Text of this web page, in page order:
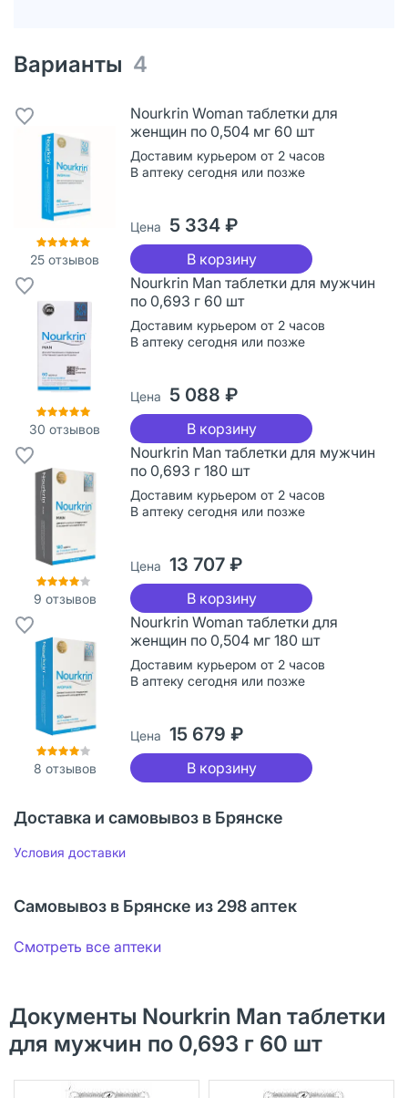
Варианты 4
25 отзывов
Nourkrin Woman таблетки для
женщин по 0,504 мг 60 шт
Доставим курьером от 2 часов
В аптеку сегодня или позже
Цена 5 334 ₽
В корзину
30 отзывов
Nourkrin Man таблетки для мужчин
по 0,693 г 60 шт
Доставим курьером от 2 часов
В аптеку сегодня или позже
Цена 5 088 ₽
В корзину
9 отзывов
Nourkrin Man таблетки для мужчин
по 0,693 г 180 шт
Доставим курьером от 2 часов
В аптеку сегодня или позже
Цена 13 707 ₽
В корзину
8 отзывов
Nourkrin Woman таблетки для
женщин по 0,504 мг 180 шт
Доставим курьером от 2 часов
В аптеку сегодня или позже
Цена 15 679 ₽
В корзину
Доставка и самовывоз в Брянске
Условия доставки
Самовывоз в Брянске из 298 аптек
Смотреть все аптеки
Документы Nourkrin Man таблетки
для мужчин по 0,693 г 60 шт